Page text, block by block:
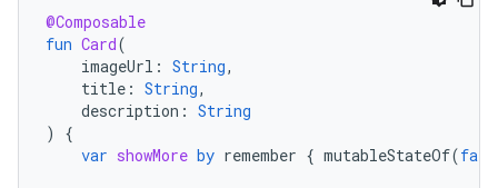
@Composable
fun Card(
imageUrl : String,
title : String,
description : String
)
{
var showMore by remember { mutableStateOf(